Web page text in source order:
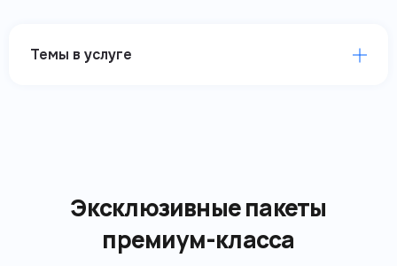
Темы в услуге
Эксклюзивные пакеты
премиум-класса